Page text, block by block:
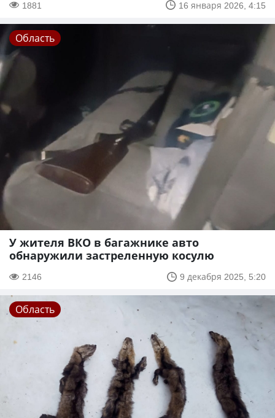
1881 16 января 2026, 4:15
Область
У жителя ВКО в багажнике авто
обнаружили застреленную косулю
2146 9 декабря 2025, 5:20
Область